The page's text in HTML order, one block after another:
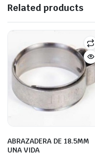
Related products
ABRAZADERA DE 18.5MM
UNA VIDA